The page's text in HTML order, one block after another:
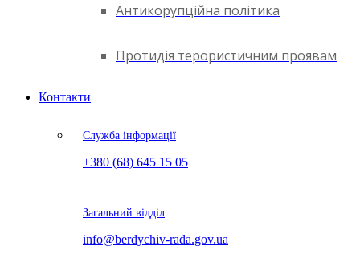
Антикорупційна політика
Протидія терористичним проявам
Контакти
Служба інформації
+380 (68) 645 15 05
Загальний відділ
info@berdychiv-rada.gov.ua